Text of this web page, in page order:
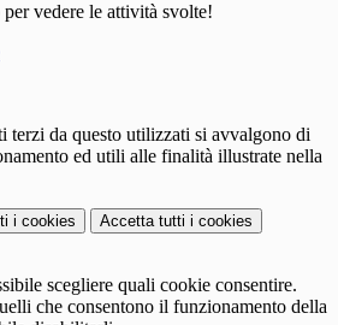
vedere le attività svolte!
terzi da questo utilizzati si avvalgono di
ed utili alle finalità illustrate nella
i cookies Accetta tutti i cookies
scegliere quali cookie consentire.
che consentono il funzionamento della